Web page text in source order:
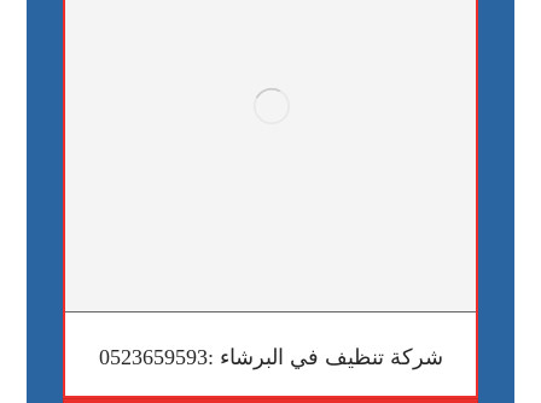
شركة تنظيف في البرشاء :0523659593